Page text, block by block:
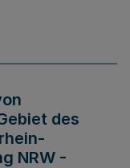
des
NRW -